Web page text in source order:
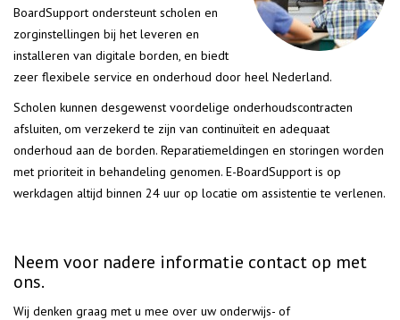
BoardSupport ondersteunt scholen en
zorginstellingen bij het leveren en
installeren van digitale borden, en biedt
zeer flexibele service en onderhoud door heel Nederland.
Scholen kunnen desgewenst voordelige onderhoudscontracten
afsluiten, om verzekerd te zijn van continuïteit en adequaat
onderhoud aan de borden. Reparatiemeldingen en storingen worden
met prioriteit in behandeling genomen. E-BoardSupport is op
werkdagen altijd binnen 24 uur op locatie om assistentie te verlenen.
Neem voor nadere informatie contact op met
ons.
Wij denken graag met u mee over uw onderwijs- of